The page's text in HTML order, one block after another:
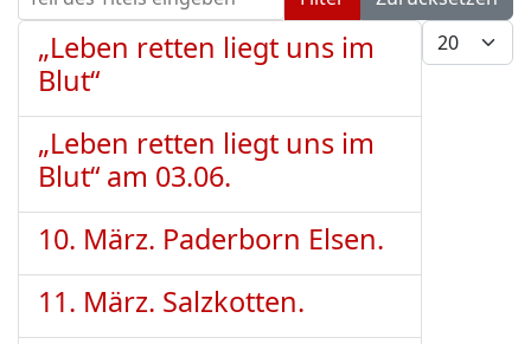
Anzeige #
„Leben retten liegt uns im
Blut“
„Leben retten liegt uns im
Blut“ am 03.06.
10. März. Paderborn Elsen.
11. März. Salzkotten.